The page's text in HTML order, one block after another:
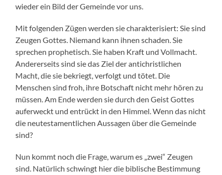
wieder ein Bild der Gemeinde vor uns.
Mit folgenden Zügen werden sie charakterisiert: Sie sind
Zeugen Gottes. Niemand kann ihnen schaden. Sie
sprechen prophetisch. Sie haben Kraft und Vollmacht.
Andererseits sind sie das Ziel der antichristlichen
Macht, die sie bekriegt, verfolgt und tötet. Die
Menschen sind froh, ihre Botschaft nicht mehr hören zu
müssen. Am Ende werden sie durch den Geist Gottes
auferweckt und entrückt in den Himmel. Wenn das nicht
die neutestamentlichen Aussagen über die Gemeinde
sind?
Nun kommt noch die Frage, warum es „zwei“ Zeugen
sind. Natürlich schwingt hier die biblische Bestimmung